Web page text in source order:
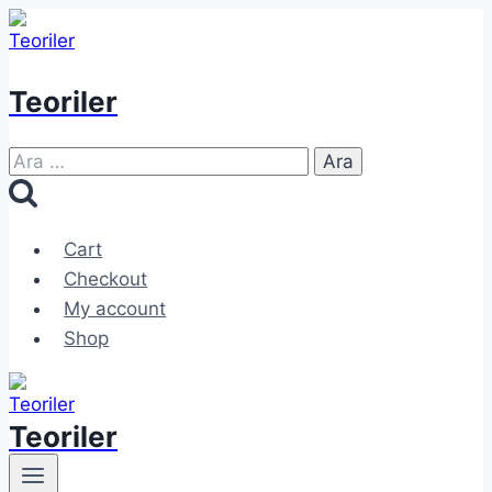
Skip
to
Teoriler
Arama:
Cart
Checkout
My account
Shop
Teoriler